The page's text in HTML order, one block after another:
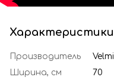
Характеристики
Производитель
Velmi
Ширина, см
70